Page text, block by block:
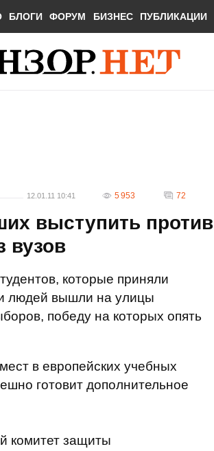
БЛОГИ ФОРУМ БИЗНЕС ПУБЛИКАЦИИ
12.01.11 10:41 5 953 72
выступить против
вузов
которые приняли
людей вышли на улицы
победу на которых опять
в европейских учебных
готовит дополнительное
комитет защиты